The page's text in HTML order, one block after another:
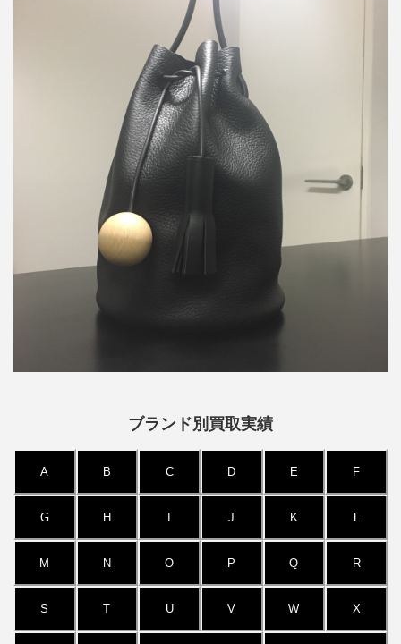
Building Block 15AW Bucket in Pebbled
ブランド別買取実績
A B C D E F
G H I J K L
M N O P Q R
S T U V W X